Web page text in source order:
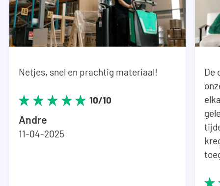
Netjes, snel en prachtig materiaal!
10/10
Andre
11-04-2025
De